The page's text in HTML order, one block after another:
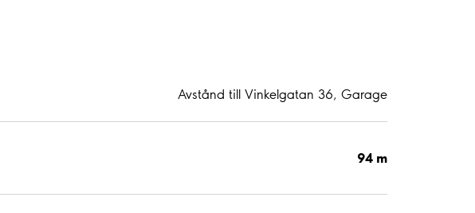
Avstånd till Vinkelgatan 36, Garage
94 m